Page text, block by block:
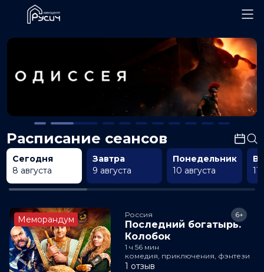
Расписание сеансов
Сегодня
8 августа
Завтра
9 августа
Понедельник
10 августа
11
Меморандум Россия
Последний богатырь.
Колобок
6+
1 ч 56 мин
комедия, приключения, фэнтези
1 отзыв